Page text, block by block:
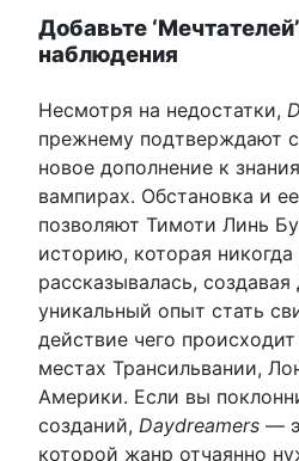
Добавьте
наблюдения
Несмотря на недостатки,
прежнему подтверждают
новое дополнение к
вампирах. Обстановка и
позволяют Тимоти Линь
историю, которая
рассказывалась, создавая
уникальный опыт стать
действие чего
местах Трансильвании,
Америки. Если вы
созданий, Daydreamers —
которой жанр отчаянно